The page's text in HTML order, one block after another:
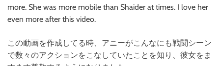
more. She was more mobile than Shaider at times. I love her
even more after this video.
この動画を作成してる時、アニーがこんなにも戦闘シーン
で数々のアクションをこなしていたことを知り、彼女をま